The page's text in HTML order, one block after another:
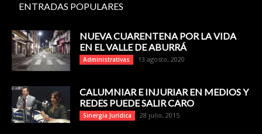
ENTRADAS POPULARES
NUEVA CUARENTENA POR LA VIDA
EN EL VALLE DE ABURRÁ
Administrativas 13 agosto, 2020
CALUMNIAR E INJURIAR EN MEDIOS Y
REDES PUEDE SALIR CARO
Sinergia Jurídica 28 julio, 2015